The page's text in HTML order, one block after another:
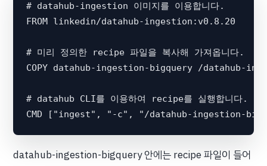
# datahub-ingestion 이미지를 이용합니다.
FROM linkedin/datahub-ingestion:v0.8.20
# 미리 정의한 recipe 파일을 복사해 가져옵니다.
COPY datahub-ingestion-bigquery /datahub-
# datahub CLI를 이용하여 recipe를 실행합니다.
datahub-ingestion-bigquery 안에는 recipe 파일이 들어